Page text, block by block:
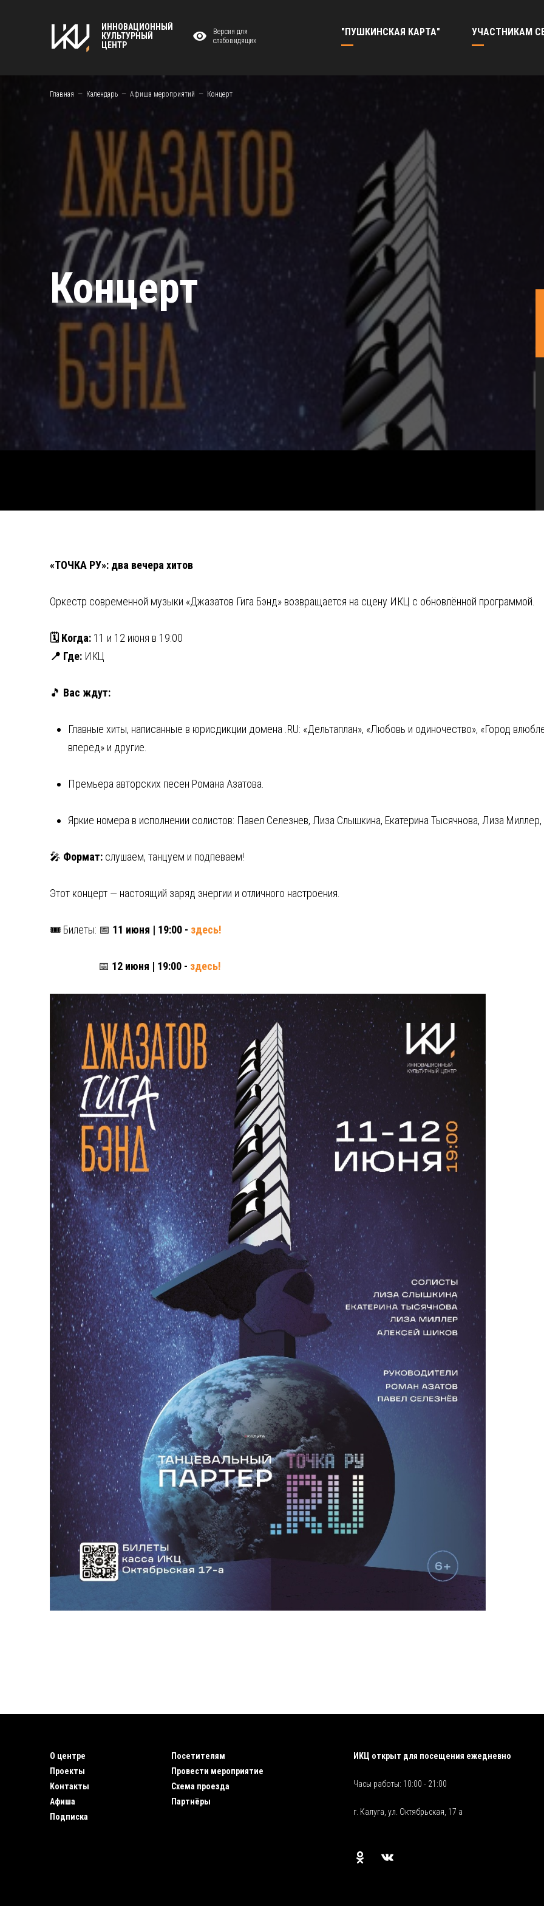
ИННОВАЦИОННЫЙ
КУЛЬТУРНЫЙ
ЦЕНТР
Версия для
слабовидящих
"ПУШКИНСКАЯ КАРТА" УЧАСТНИКАМ
Главная Календарь Афиша мероприятий Концерт
Концерт
«ТОЧКА РУ»: два вечера хитов
Оркестр современной музыки «Джазатов Гига Бэнд» возвращается на сцену ИКЦ с обновлённой программой.
🗓 Когда: 11 и 12 июня в 19:00
📍 Где: ИКЦ
🎵 Вас ждут:
Главные хиты, написанные в юрисдикции домена .RU: «Дельтаплан», «Любовь и одиночество», «Город
вперед» и другие.
Премьера авторских песен Романа Азатова.
Яркие номера в исполнении солистов: Павел Селезнев, Лиза Слышкина, Екатерина Тысячнова, Лиза
🎤 Формат: слушаем, танцуем и подпеваем!
Этот концерт — настоящий заряд энергии и отличного настроения.
🎟 Билеты: 📅 11 июня | 19:00 - здесь!
📅 12 июня | 19:00 - здесь!
О центре
Проекты
Контакты
Афиша
Подписка
Посетителям
Провести мероприятие
Схема проезда
Партнёры
ИКЦ открыт для посещения ежедневно
Часы работы: 10:00 - 21:00
г. Калуга, ул. Октябрьская, 17 а